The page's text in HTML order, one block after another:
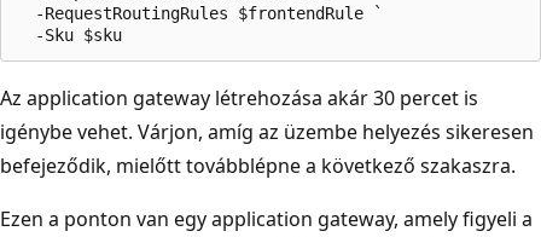
  -RequestRoutingRules $frontendRule `
Az application gateway létrehozása akár 30 percet is
igénybe vehet. Várjon, amíg az üzembe helyezés sikeresen
befejeződik, mielőtt továbblépne a következő szakaszra.
Ezen a ponton van egy application gateway, amely figyeli a